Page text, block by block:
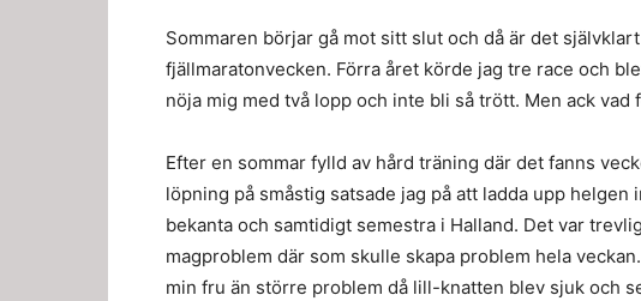
Sommaren börjar gå mot sitt slut och då är det
fjällmaratonvecken. Förra året körde jag tre race och
nöja mig med två lopp och inte bli så trött. Men ack vad
Efter en sommar fylld av hård träning där det fanns
löpning på småstig satsade jag på att ladda upp helgen
bekanta och samtidigt semestra i Halland. Det var
magproblem där som skulle skapa problem hela
min fru än större problem då lill-knatten blev sjuk och